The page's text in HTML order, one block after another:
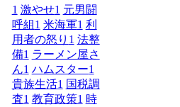
1 激やせ1 元男闘
呼組1 米海軍1 利
用者の怒り 1 法整
備1 ラーメン屋さ
ん1 ハムスター1
貴族生活1 国税調
査1 教育政策1 時